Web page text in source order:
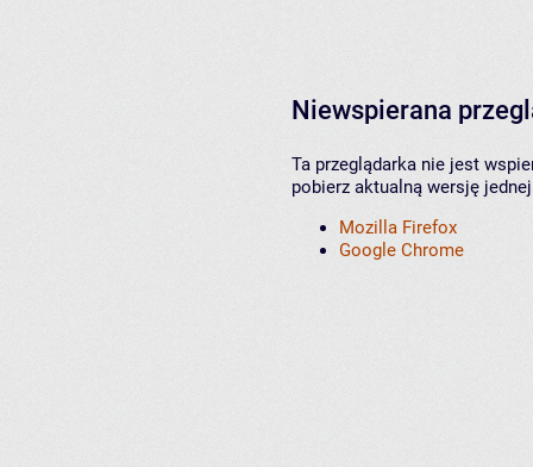
Niewspierana
Ta przeglądarka nie jest
pobierz aktualną wersję
Mozilla Firefox
Google Chrome